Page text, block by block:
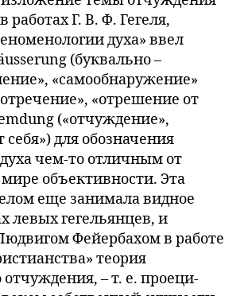
работах Г. В. Ф. Гегеля,
духа» ввел
(буквально –
«самообнаружение»
«отрешение от
(«отчуждение»,
себя») для обозначения
чем-то отличным от
мире объективности. Эта
еще занимала видное
левых гегельянцев, и
Фейербахом в работе
теория
отчуждения, – т. е. проеци-